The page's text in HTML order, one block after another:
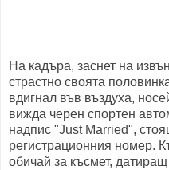
На кадъра, заснет на
страстно своята
вдигнал във въздуха,
вижда черен спортен
надпис "Just Married",
регистрационния номер.
обичай за късмет,